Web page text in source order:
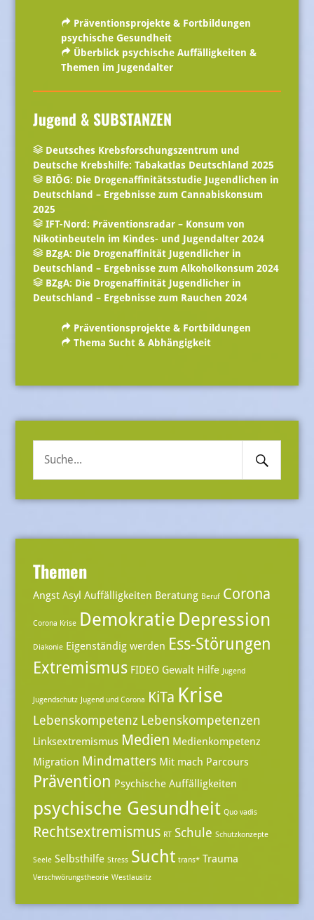
Präventionsprojekte & Fortbildungen
psychische Gesundheit
Überblick psychische Auffälligkeiten &
Themen im Jugendalter
Jugend & SUBSTANZEN
Deutsches Krebsforschungszentrum und
Deutsche Krebshilfe: Tabakatlas Deutschland 2025
BIÖG: Die Drogenaffinitätsstudie Jugendlichen in
Deutschland – Ergebnisse zum Cannabiskonsum
2025
IFT-Nord: Präventionsradar – Konsum von
Nikotinbeuteln im Kindes- und Jugendalter 2024
BZgA: Die Drogenaffinität Jugendlicher in
Deutschland – Ergebnisse zum Alkoholkonsum 2024
BZgA: Die Drogenaffinität Jugendlicher in
Deutschland – Ergebnisse zum Rauchen 2024
Präventionsprojekte & Fortbildungen
Thema Sucht & Abhängigkeit
Suche
Search
Submit
Themen
Angst Asyl Auffälligkeiten Beratung Beruf Corona
Corona Krise Demokratie Depression
Diakonie Eigenständig werden Ess-Störungen
Extremismus FIDEO Gewalt Hilfe Jugend
Jugendschutz Jugend und Corona KiTa Krise
Lebenskompetenz Lebenskompetenzen
Linksextremismus Medien Medienkompetenz
Migration Mindmatters Mit mach Parcours
Prävention Psychische Auffälligkeiten
psychische Gesundheit Quo vadis
Rechtsextremismus RT Schule Schutzkonzepte
Seele Selbsthilfe Stress Sucht trans* Trauma
Verschwörungstheorie Westlausitz